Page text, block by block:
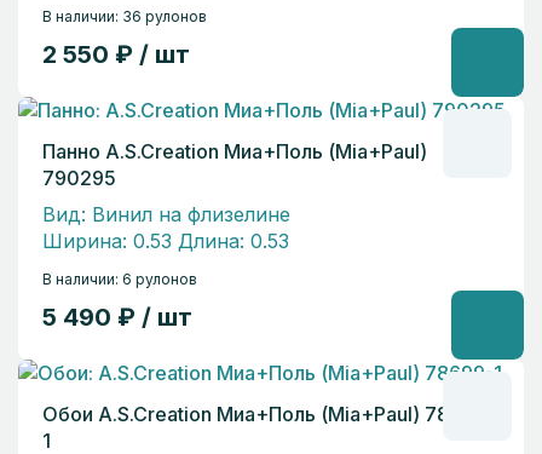
В наличии: 36 рулонов
2 550 ₽ / шт
Панно A.S.Creation Миа+Поль (Mia+Paul)
790295
Вид: Винил на флизелине
Ширина: 0.53 Длина: 0.53
В наличии: 6 рулонов
5 490 ₽ / шт
Обои A.S.Creation Миа+Поль (Mia+Paul) 78699-
1